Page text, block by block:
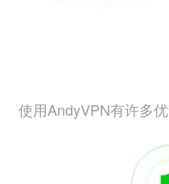
使用AndyVPN有许多